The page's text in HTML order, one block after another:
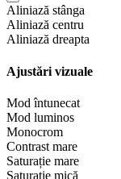
Aliniază stânga
Aliniază centru
Aliniază dreapta
Ajustări vizuale
Mod întunecat
Mod luminos
Monocrom
Contrast mare
Saturație mare
Saturație mică